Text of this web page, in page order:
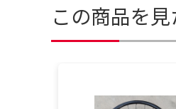
この商品を